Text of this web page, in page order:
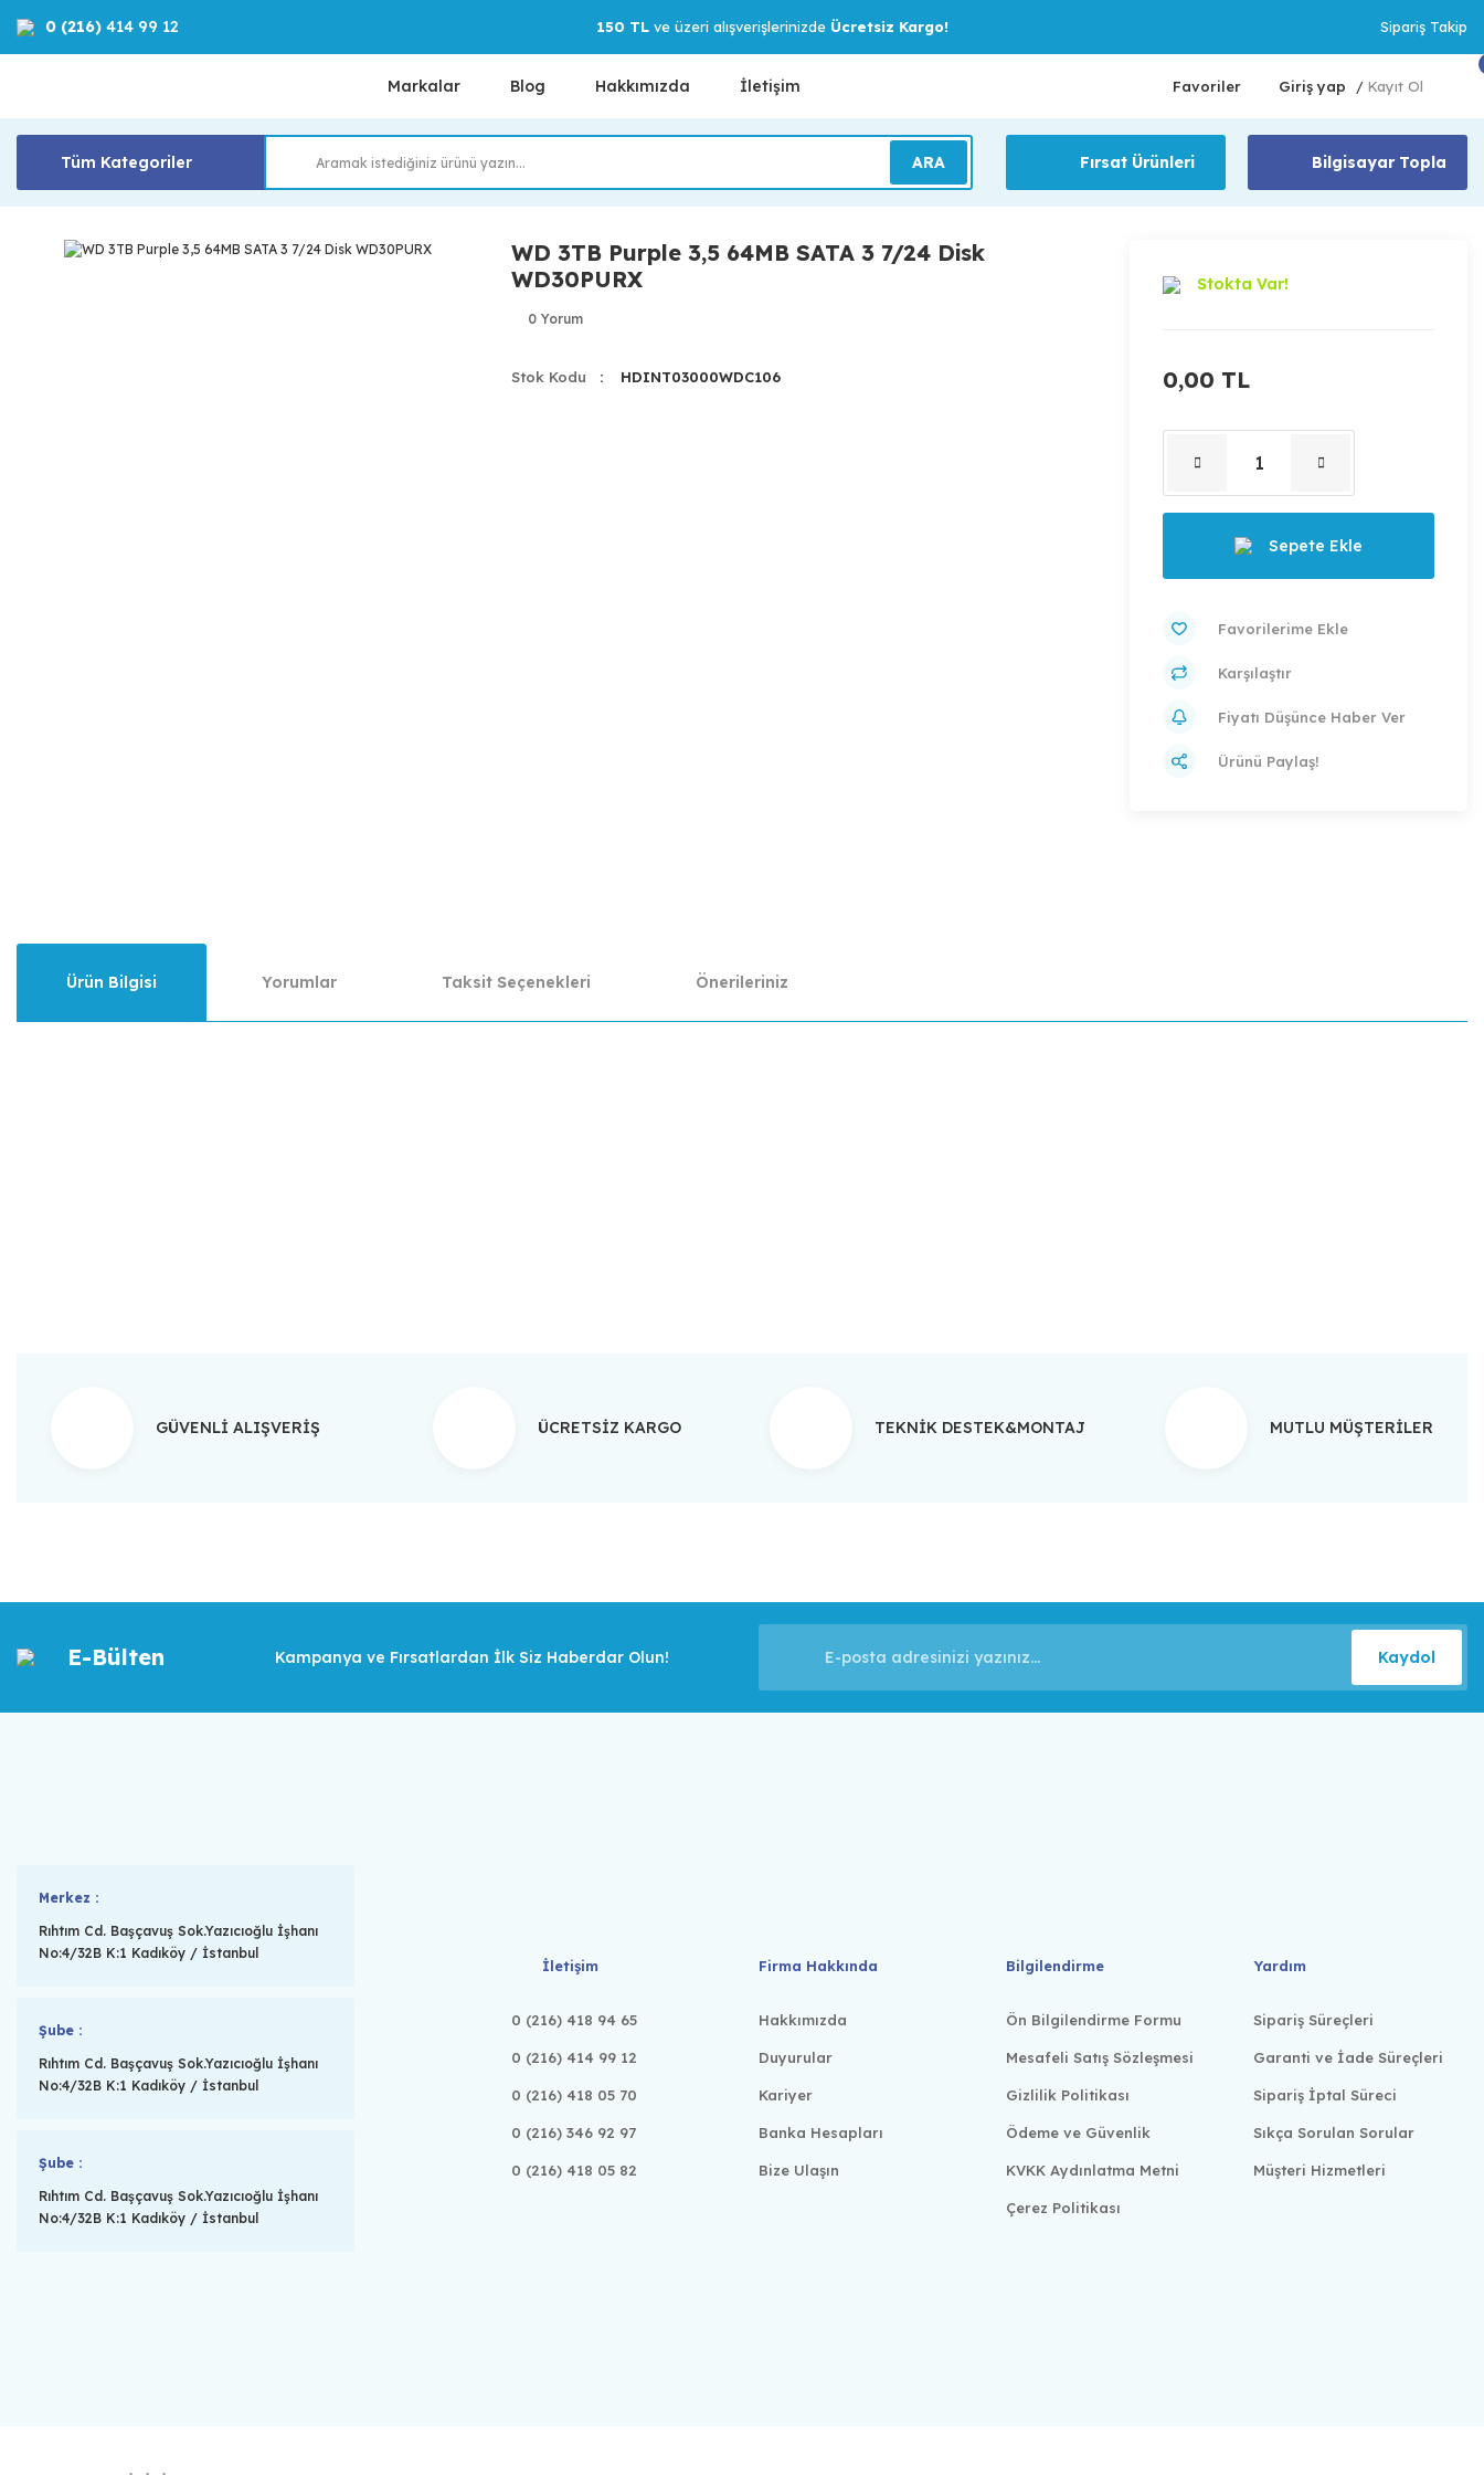
0 (216) 414 99 12 150 TLve üzeri alışverişlerinizde Ücretsiz Kargo! Sipariş Takip
Markalar Blog Hakkımızda İletişim Favoriler Giriş yap / Kayıt Ol
Tüm Kategoriler ARA Fırsat Ürünleri Bilgisayar Topla
WD 3TB Purple 3,5 64MB SATA 3 7/24 Disk
WD30PURX
0 Yorum
Stok Kodu HDINT03000WDC106
Stokta Var!
0,00 TL
Sepete Ekle
Karşılaştır
Fiyatı Düşünce Haber Ver
Ürünü Paylaş!
Ürün Bilgisi Yorumlar Taksit Seçenekleri Önerileriniz
GÜVENLİ ALIŞVERİŞ ÜCRETSİZ KARGO TEKNİK DESTEK&MONTAJ MUTLU MÜŞTERİLER
E-Bülten Kampanya ve Fırsatlardan İlk Siz Haberdar Olun! Kaydol
Merkez :
Rıhtım Cd. Başçavuş Sok.Yazıcıoğlu İşhanı
No:4/32B K:1 Kadıköy / İstanbul
Şube :
Rıhtım Cd. Başçavuş Sok.Yazıcıoğlu İşhanı
No:4/32B K:1 Kadıköy / İstanbul
Şube :
Rıhtım Cd. Başçavuş Sok.Yazıcıoğlu İşhanı
No:4/32B K:1 Kadıköy / İstanbul
İletişim
0 (216) 418 94 65
0 (216) 414 99 12
0 (216) 418 05 70
0 (216) 346 92 97
0 (216) 418 05 82
Firma Hakkında
Hakkımızda
Duyurular
Kariyer
Banka Hesapları
Bize Ulaşın
Bilgilendirme
Ön Bilgilendirme Formu
Mesafeli Satış Sözleşmesi
Gizlilik Politikası
Ödeme ve Güvenlik
KVKK Aydınlatma Metni
Çerez Politikası
Yardım
Sipariş Süreçleri
Garanti ve İade Süreçleri
Sipariş İptal Süreci
Sıkça Sorulan Sorular
Müşteri Hizmetleri